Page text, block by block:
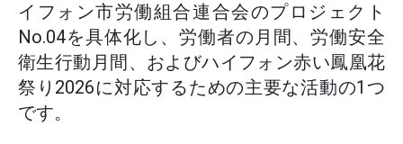
イフォン市労働組合連合会のプロジェクト
No.04を具体化し、労働者の月間、労働安全
衛生行動月間、およびハイフォン赤い鳳凰花
祭り2026に対応するための主要な活動の1つ
です。